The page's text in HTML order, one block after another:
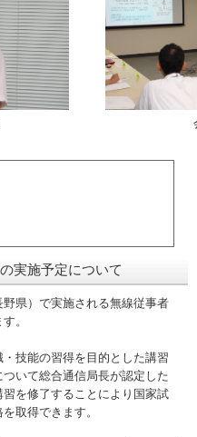
実施予定について
県）で実施される無線従事者
。
技能の習得を目的とした講習
いて総合通信局長が認定した
を修了することにより国家試
取得できます。